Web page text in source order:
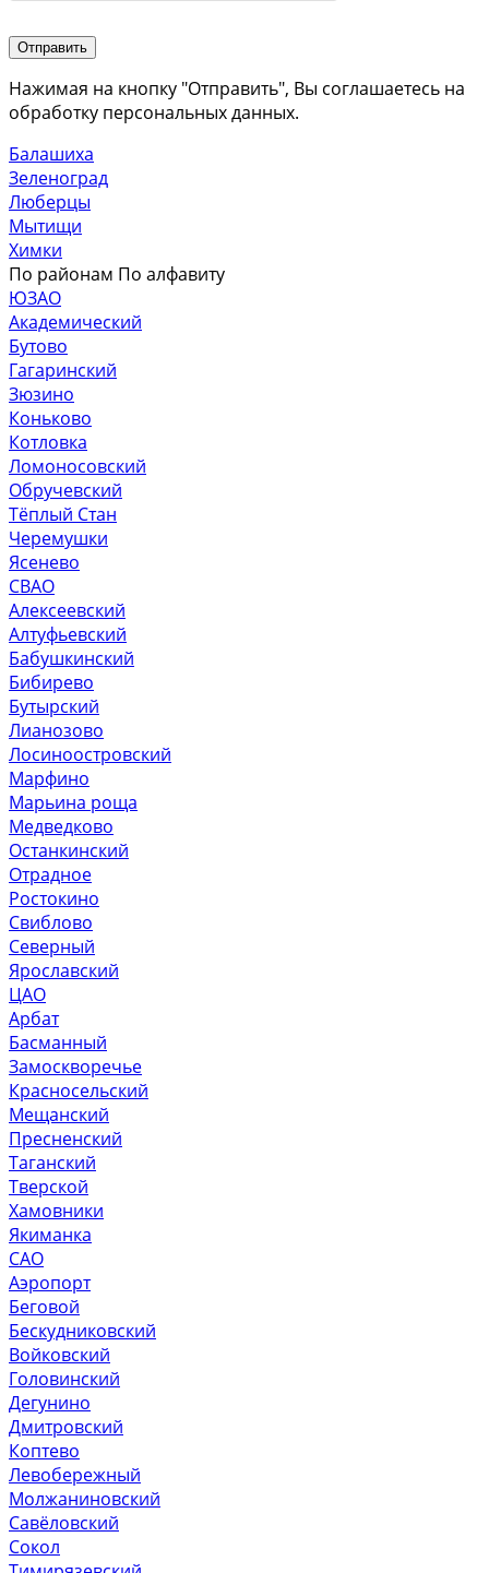
Нажимая на кнопку "Отправить", Вы соглашаетесь на
обработку персональных данных.
Балашиха
Зеленоград
Люберцы
Мытищи
Химки
По районам По алфавиту
ЮЗАО
Академический
Бутово
Гагаринский
Зюзино
Коньково
Котловка
Ломоносовский
Обручевский
Тёплый Стан
Черемушки
Ясенево
СВАО
Алексеевский
Алтуфьевский
Бабушкинский
Бибирево
Бутырский
Лианозово
Лосиноостровский
Марфино
Марьина роща
Медведково
Останкинский
Отрадное
Ростокино
Свиблово
Северный
Ярославский
ЦАО
Арбат
Басманный
Замоскворечье
Красносельский
Мещанский
Пресненский
Таганский
Тверской
Хамовники
Якиманка
САО
Аэропорт
Беговой
Бескудниковский
Войковский
Головинский
Дегунино
Дмитровский
Коптево
Левобережный
Молжаниновский
Савёловский
Сокол